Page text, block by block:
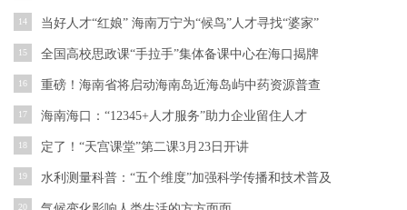
14 当好人才“红娘” 海南万宁为“候鸟”人才寻找“婆家”
15 全国高校思政课“手拉手”集体备课中心在海口揭牌
16 重磅！海南省将启动海南岛近海岛屿中药资源普查
17 海南海口：“12345+人才服务”助力企业留住人才
18 定了！“天宫课堂”第二课3月23日开讲
19 水利测量科普：“五个维度”加强科学传播和技术普及
20